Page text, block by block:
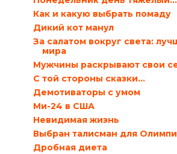
Как и какую выбрать помаду
Дикий кот манул
За салатом вокруг света:
мира
Мужчины раскрывают свои
С той стороны сказки…
Демотиваторы с умом
Ми-24 в США
Невидимая жизнь
Выбран талисман для
Дробная диета